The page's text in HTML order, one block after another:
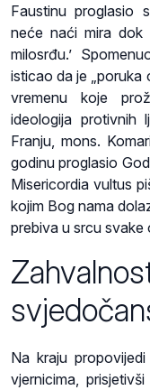
Faustinu proglasio
neće naći mira dok
milosrđu.’
isticao da je „poruka
vremenu koje
ideologija protivnih
Franju, mons.
godinu proglasio
Misericordia vultus
kojim Bog nama
prebiva u srcu svake
Na kraju
vjernicima,